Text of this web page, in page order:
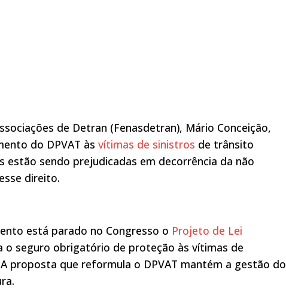
de Detran (Fenasdetran), Mário Conceição,
do DPVAT às vítimas de sinistros de trânsito
estão sendo prejudicadas em decorrência da não
direito.
está parado no Congresso o Projeto de Lei
o seguro obrigatório de proteção às vítimas de
proposta que reformula o DPVAT mantém a gestão do